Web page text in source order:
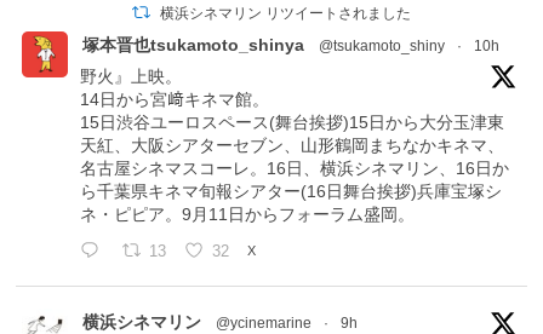
横浜シネマリン リツイートされました
塚本晋也tsukamoto_shinya @tsukamoto_shiny · 10h
野火』上映。
14日から宮﨑キネマ館。
15日渋谷ユーロスペース(舞台挨拶)15日から大分玉津東
天紅、大阪シアターセブン、山形鶴岡まちなかキネマ、
名古屋シネマスコーレ。16日、横浜シネマリン、16日か
ら千葉県キネマ旬報シアター(16日舞台挨拶)兵庫宝塚シ
ネ・ピピア。9月11日からフォーラム盛岡。
13 32 X
横浜シネマリン @ycinemarine · 9h